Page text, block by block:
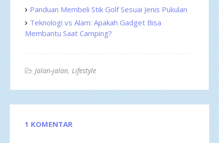
Panduan Membeli Stik Golf Sesuai Jenis Pukulan
Teknologi vs Alam: Apakah Gadget Bisa
Membantu Saat Camping?
Jalan-jalan Lifestyle
1 KOMENTAR